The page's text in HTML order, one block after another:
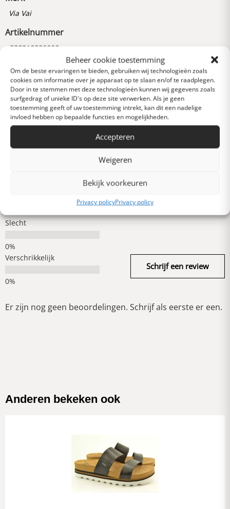
Beheer cookie toestemming
Om de beste ervaringen te bieden, gebruiken wij technologieën zoals
cookies om informatie over je apparaat op te slaan en/of te raadplegen.
Door in te stemmen met deze technologieën kunnen wij gegevens zoals
surfgedrag of unieke ID's op deze site verwerken. Als je geen
toestemming geeft of uw toestemming intrekt, kan dit een nadelige
invloed hebben op bepaalde functies en mogelijkheden.
Accepteren
Weigeren
Bekijk voorkeuren
Privacy policyPrivacy policy
Via Vai
Artikelnummer
238910220000
Reviews
0 van 5 sterren (op
basis van 0 reviews)
Uitstekend
Slecht
Verschrikkelijk
Schrijf een review
Er zijn nog geen beoordelingen. Schrijf als eerste er een.
Anderen bekeken ook